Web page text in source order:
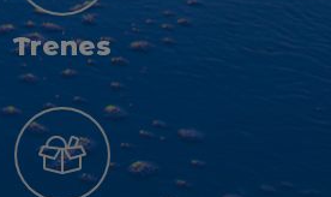
Trenes